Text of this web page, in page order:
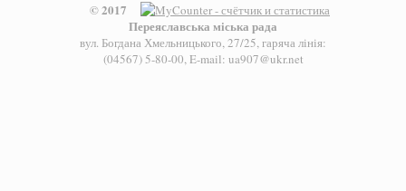
© 2017
Переяславська міська рада
вул. Богдана Хмельницького, 27/25, гаряча лінія:
(04567) 5-80-00, E-mail: ua907@ukr.net